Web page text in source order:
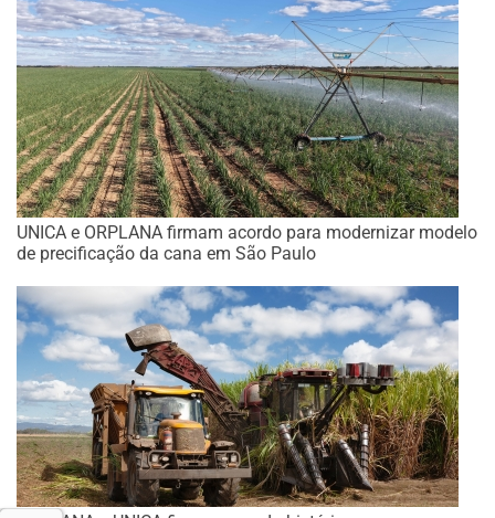
UNICA e ORPLANA firmam acordo para modernizar modelo
de precificação da cana em São Paulo